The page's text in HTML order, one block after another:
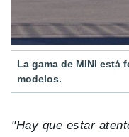
La gama de MINI está
modelos.
"Hay que estar